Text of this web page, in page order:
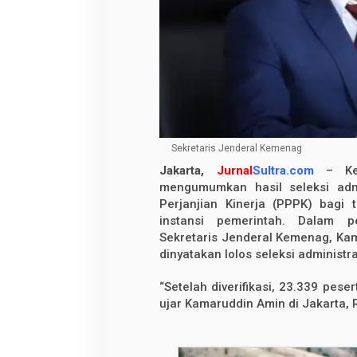
L
l
s
S
e
e
k
A
d
i
Sekretaris Jenderal Kemenag
Jakarta, JurnalSultra.com –
mengumumkan hasil seleksi
Perjanjian Kinerja (PPPK) bagi
instansi pemerintah. Dalam
Sekretaris Jenderal Kemenag,
dinyatakan lolos seleksi
“Setelah diverifikasi, 23.339
ujar Kamaruddin Amin di Jakarta,